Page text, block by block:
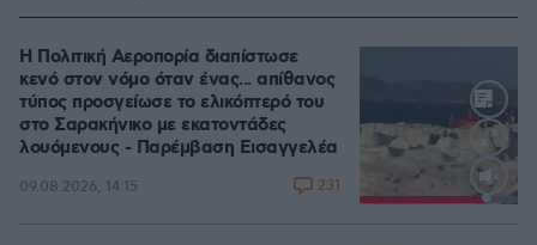
Loaded:
Η Πολιτική Αεροπορία διαπίστωσε
κενό στον νόμο όταν ένας... απίθανος
τύπος προσγείωσε το ελικόπτερό του
στο Σαρακήνικο με εκατοντάδες
λουόμενους - Παρέμβαση Εισαγγελέα
09.08.2026, 14:15 231